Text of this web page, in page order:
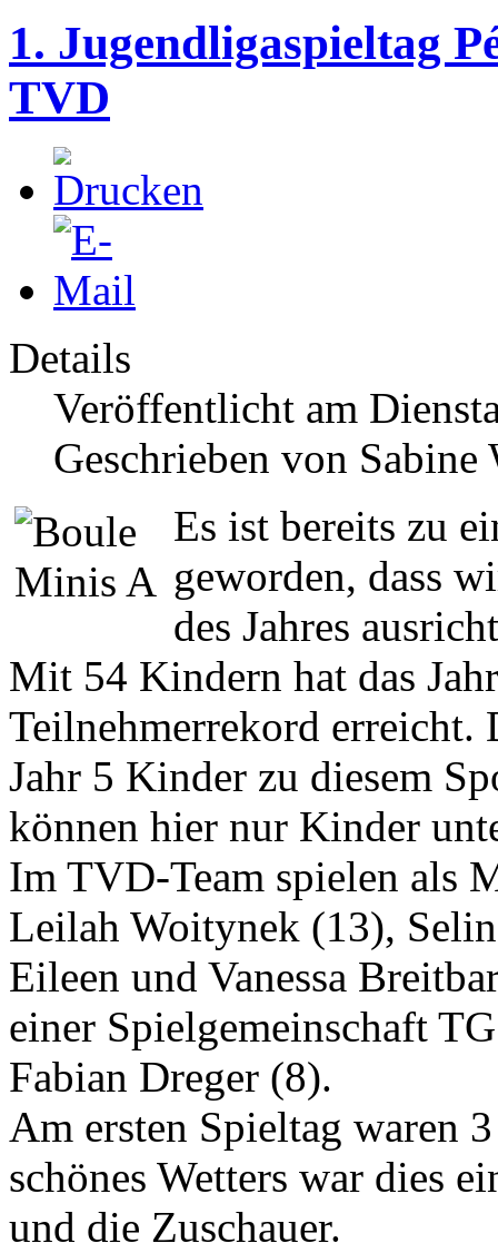
1. Jugendligaspieltag
TVD
Details
Veröffentlicht am
Geschrieben von Sabine
Es ist bereits zu
geworden, dass
des Jahres
Mit 54 Kindern hat das
Teilnehmerrekord
Jahr 5 Kinder zu diesem
können hier nur Kinder
Im TVD-Team spielen als
Leilah Woitynek (13),
Eileen und Vanessa
einer Spielgemeinschaft
Fabian Dreger (8).
Am ersten Spieltag waren
schönes Wetters war dies
und die Zuschauer.